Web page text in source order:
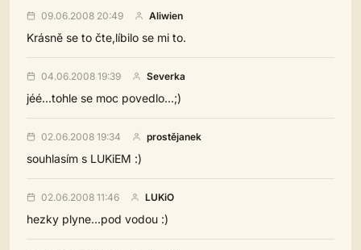
09.06.2008 20:49 Aliwien
Krásně se to čte,líbilo se mi to.
04.06.2008 19:39 Severka
jéé...tohle se moc povedlo...;)
02.06.2008 19:34 prostějanek
souhlasím s LUKiEM :)
02.06.2008 11:46 LUKiO
hezky plyne...pod vodou :)